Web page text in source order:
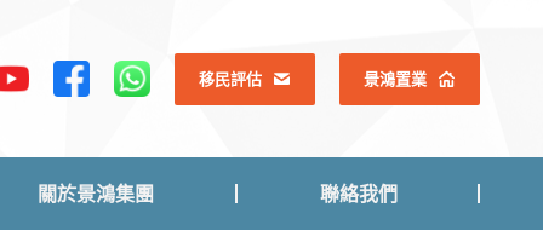
移民評估 景鴻置業
關於景鴻集團 聯絡我們